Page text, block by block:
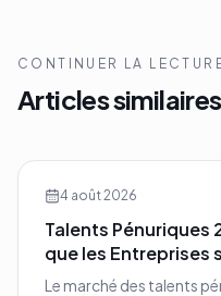
CONTINUER LA
Articles similaires
4 août 2026
Talents Pénuriques
que les Entreprises
Le marché des talents